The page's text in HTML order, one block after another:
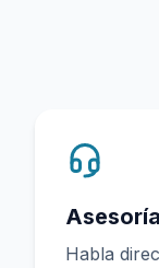
Habla